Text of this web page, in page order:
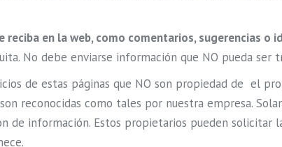
reciba en la web, como comentarios, sugerencias o
No debe enviarse información que NO pueda ser
de estas páginas que NO son propiedad de el
reconocidas como tales por nuestra empresa.
de información. Estos propietarios pueden solicitar